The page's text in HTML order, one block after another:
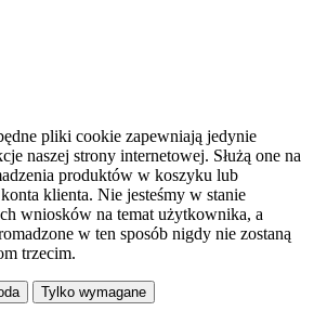
pliki cookie zapewniają jedynie
naszej strony internetowej. Służą one na
produktów w koszyku lub
klienta. Nie jesteśmy w stanie
wniosków na temat użytkownika, a
w ten sposób nigdy nie zostaną
trzecim.
Tylko wymagane